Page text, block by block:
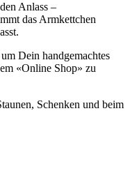
Anlass –
das Armkettchen
Dein handgemachtes
«Online Shop» zu
Schenken und beim